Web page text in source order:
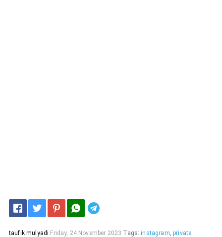
taufik mulyadi Friday, 24 November 2023 Tags:instagram,private